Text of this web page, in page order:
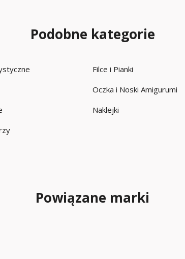
Podobne kategorie
Filce i Pianki
Oczka i Noski Amigurumi
Naklejki
Powiązane marki